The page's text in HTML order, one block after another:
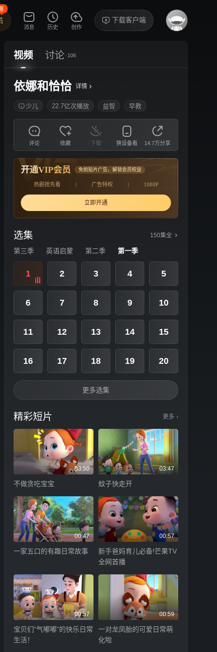
消息 历史 创作
下载客户端
视频 讨论 ·106
依娜和恰恰 详情 ›
少儿 22.7亿次播放 益智 早教
评论 收藏 下载 换设备看 14.7万分享
开通VIP会员 免前贴片广告，解锁会员权益
热剧抢先看 | 广告特权 | 1080P
立即开通
选集 150集全
第三季 英语启蒙 第二季 第一季
1 2 3 4 5
6 7 8 9 10
11 12 13 14 15
16 17 18 19 20
更多选集
精彩短片 更多 ›
03:50
不做贪吃宝宝
03:47
蚊子快走开
00:47
一家五口的有趣日常故事
00:57
新手爸妈育儿必备!芒果TV
全网首播
00:57
宝贝们“气嘟嘟”的快乐日常
生活！
00:59
一对龙凤胎的可爱日常萌
化啦